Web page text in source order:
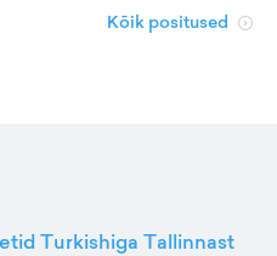
Kõik positused
Turkishiga Tallinnast